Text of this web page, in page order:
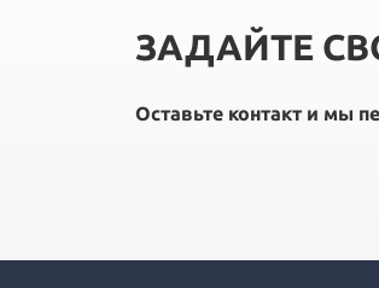
ЗАДАЙТЕ
Оставьте контакт и мы